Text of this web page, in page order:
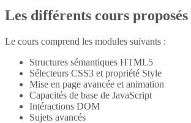
Les différents cours proposés
Le cours comprend les modules suivants :
Structures sémantiques HTML5
Sélecteurs CSS3 et propriété Style
Mise en page avancée et animation
Capacités de base de JavaScript
Intéractions DOM
Sujets avancés